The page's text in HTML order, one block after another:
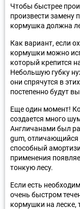
Чтобы быстрее
произвести замену
кормушка должна
Как вариант, если
кормушки можно
который крепится
Небольшую губку
они спрячутся в
постепенно будут
Еще один момент!
создается много
Англичанами был
gum, отличающийся
способный
применения
тонкую лесу.
Если есть
очень быстром
кормушки на леске,